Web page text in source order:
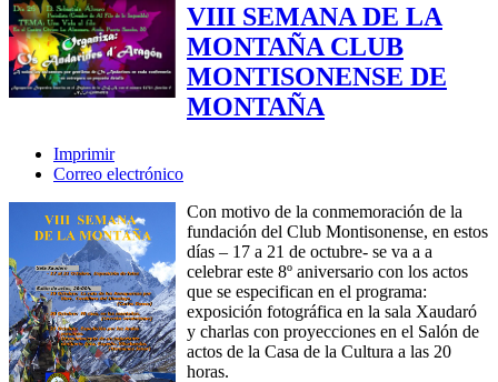
VIII SEMANA DE LA
MONTAÑA CLUB
MONTISONENSE DE
MONTAÑA
Imprimir
Correo electrónico
Con motivo de la conmemoración de la
fundación del Club Montisonense, en estos
días – 17 a 21 de octubre- se va a a
celebrar este 8º aniversario con los actos
que se especifican en el programa:
exposición fotográfica en la sala Xaudaró
y charlas con proyecciones en el Salón de
actos de la Casa de la Cultura a las 20
horas.